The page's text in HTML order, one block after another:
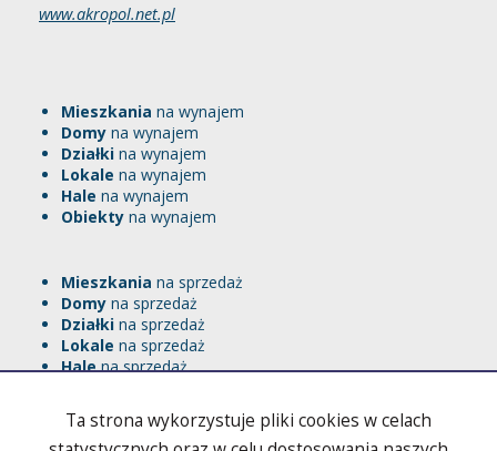
www.akropol.net.pl
Mieszkania na wynajem
Domy na wynajem
Działki na wynajem
Lokale na wynajem
Hale na wynajem
Obiekty na wynajem
Mieszkania na sprzedaż
Domy na sprzedaż
Działki na sprzedaż
Lokale na sprzedaż
Halena sprzedaż
RODO Polityka prywatności
Ta strona wykorzystuje pliki cookies w celach